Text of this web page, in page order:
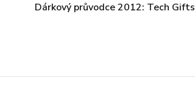
Dárkový průvodce 2012: Tech Gifts